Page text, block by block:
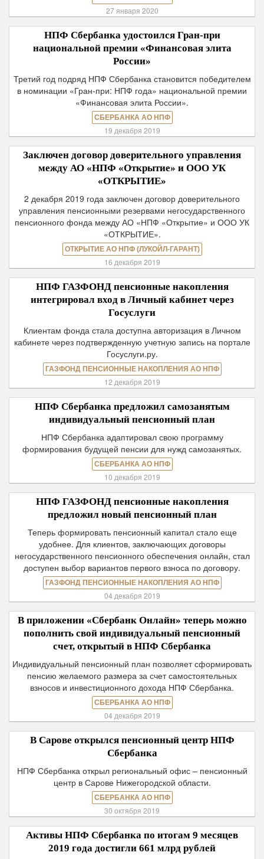
27 января 2020
НПФ Сбербанка удостоился Гран-при
национальной премии «Финансовая элита
России»
Третий год подряд НПФ Сбербанка становится победителем
в номинации «Гран-при: НПФ года» национальной премии
«Финансовая элита России».
СБЕРБАНКА АО НПФ
19 декабря 2019
Заключен договор доверительного управления
между АО «НПФ «Открытие» и ООО УК
«ОТКРЫТИЕ»
2 декабря 2019 года заключен договор доверительного
управления пенсионными резервами негосударственного
пенсионного фонда между АО «НПФ «Открытие» и ООО УК
«ОТКРЫТИЕ».
ОТКРЫТИЕ АО НПФ (ЛУКОЙЛ-ГАРАНТ)
16 декабря 2019
НПФ ГАЗФОНД пенсионные накопления
интегрировал вход в Личный кабинет через
Госуслуги
Клиентам фонда стала доступна авторизация в Личном
кабинете через подтвержденную учетную запись на портале
Госуслуги.ру.
ГАЗФОНД ПЕНСИОННЫЕ НАКОПЛЕНИЯ АО НПФ
12 декабря 2019
НПФ Сбербанка предложил самозанятым
индивидуальный пенсионный план
НПФ Сбербанка адаптировал свою программу
формирования будущей пенсии для нужд самозанятых.
СБЕРБАНКА АО НПФ
10 декабря 2019
НПФ ГАЗФОНД пенсионные накопления
предложил новый пенсионный план
Теперь формировать пенсионный капитал стало еще
удобнее. Для клиентов, заключающих договоры
негосударственного пенсионного обеспечения онлайн, стал
доступен выбор вариантов первого взноса по договору.
ГАЗФОНД ПЕНСИОННЫЕ НАКОПЛЕНИЯ АО НПФ
04 декабря 2019
В приложении «Сбербанк Онлайн» теперь можно
пополнить свой индивидуальный пенсионный
счет, открытый в НПФ Сбербанка
Индивидуальный пенсионный план позволяет сформировать
пенсию желаемого размера за счет самостоятельных
взносов и инвестиционного дохода НПФ Сбербанка.
СБЕРБАНКА АО НПФ
04 декабря 2019
В Сарове открылся пенсионный центр НПФ
Сбербанка
НПФ Сбербанка открыл региональный офис – пенсионный
центр в Сарове Нижегородской области.
СБЕРБАНКА АО НПФ
30 октября 2019
Активы НПФ Сбербанка по итогам 9 месяцев
2019 года достигли 661 млрд рублей